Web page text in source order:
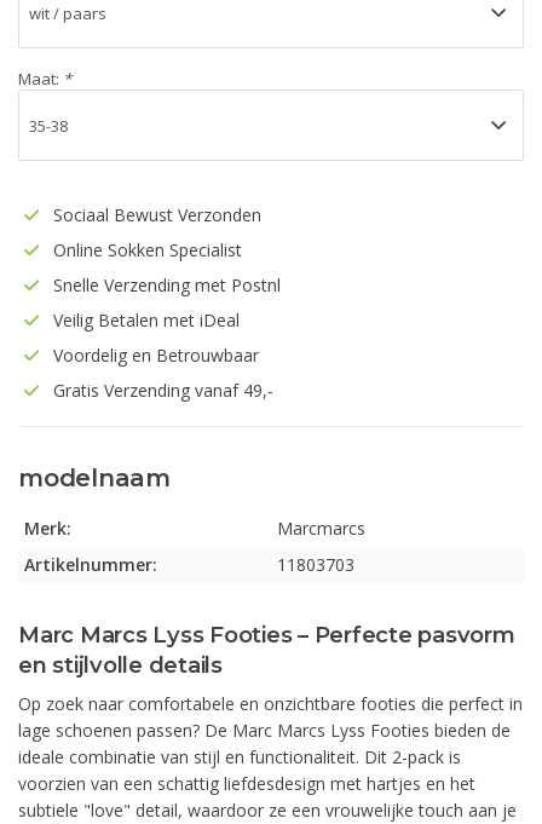
Maat: *
Sociaal Bewust Verzonden
Online Sokken Specialist
Snelle Verzending met Postnl
Veilig Betalen met iDeal
Voordelig en Betrouwbaar
Gratis Verzending vanaf 49,-
modelnaam
Merk:
Marcmarcs
Artikelnummer:
11803703
Marc Marcs Lyss Footies – Perfecte pasvorm
en stijlvolle details
Op zoek naar comfortabele en onzichtbare footies die perfect in
lage schoenen passen? De Marc Marcs Lyss Footies bieden de
ideale combinatie van stijl en functionaliteit. Dit 2-pack is
voorzien van een schattig liefdesdesign met hartjes en het
subtiele "love" detail, waardoor ze een vrouwelijke touch aan je